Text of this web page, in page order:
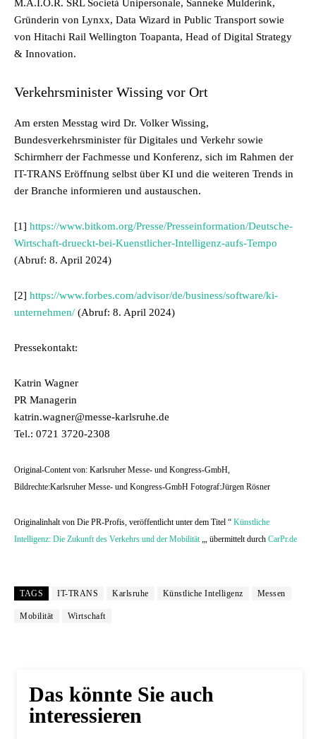
M.A.I.O.R. SRL Società Unipersonale, Sanneke Mulderink,
Gründerin von Lynxx, Data Wizard in Public Transport sowie
von Hitachi Rail Wellington Toapanta, Head of Digital Strategy
& Innovation.
Verkehrsminister Wissing vor Ort
Am ersten Messtag wird Dr. Volker Wissing,
Bundesverkehrsminister für Digitales und Verkehr sowie
Schirmherr der Fachmesse und Konferenz, sich im Rahmen der
IT-TRANS Eröffnung selbst über KI und die weiteren Trends in
der Branche informieren und austauschen.
[1] https://www.bitkom.org/Presse/Presseinformation/Deutsche-
Wirtschaft-drueckt-bei-Kuenstlicher-Intelligenz-aufs-Tempo
(Abruf: 8. April 2024)
[2] https://www.forbes.com/advisor/de/business/software/ki-
unternehmen/ (Abruf: 8. April 2024)
Pressekontakt:
Katrin Wagner
PR Managerin
katrin.wagner@messe-karlsruhe.de
Tel.: 0721 3720-2308
Original-Content von: Karlsruher Messe- und Kongress-GmbH,
Bildrechte:Karlsruher Messe- und Kongress-GmbH Fotograf:Jürgen Rösner
Originalinhalt von Die PR-Profis, veröffentlicht unter dem Titel “ Künstliche
Intelligenz: Die Zukunft des Verkehrs und der Mobilität„, übermittelt durch CarPr.de
TAGS IT-TRANS Karlsruhe Künstliche Intelligenz Messen
Mobilität Wirtschaft
Das könnte Sie auch
interessieren